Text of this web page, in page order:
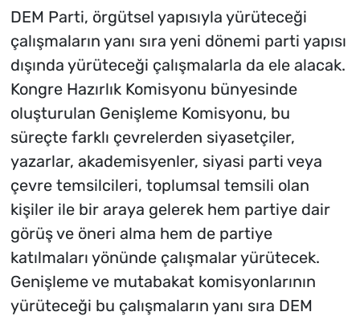
DEM Parti, örgütsel yapısıyla yürüteceği
çalışmaların yanı sıra yeni dönemi parti yapısı
dışında yürüteceği çalışmalarla da ele alacak.
Kongre Hazırlık Komisyonu bünyesinde
oluşturulan Genişleme Komisyonu, bu
süreçte farklı çevrelerden siyasetçiler,
yazarlar, akademisyenler, siyasi parti veya
çevre temsilcileri, toplumsal temsili olan
kişiler ile bir araya gelerek hem partiye dair
görüş ve öneri alma hem de partiye
katılmaları yönünde çalışmalar yürütecek.
Genişleme ve mutabakat komisyonlarının
yürüteceği bu çalışmaların yanı sıra DEM